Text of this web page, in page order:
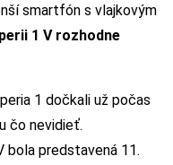
smartfón s vlajkovým
1 V rozhodne
1 dočkali už počas
čo nevidieť.
bola predstavená 11.